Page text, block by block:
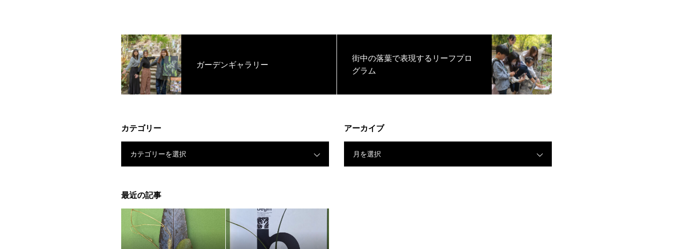
ガーデンギャラリー
街中の落葉で表現するリーフプロ
グラム
カテゴリー
カテゴリーを選択
アーカイブ
月を選択
最近の記事